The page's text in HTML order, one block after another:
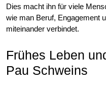
Dies macht ihn für viele
wie man Beruf, Engagement
miteinander verbindet.
Frühes Leben
Pau Schweins